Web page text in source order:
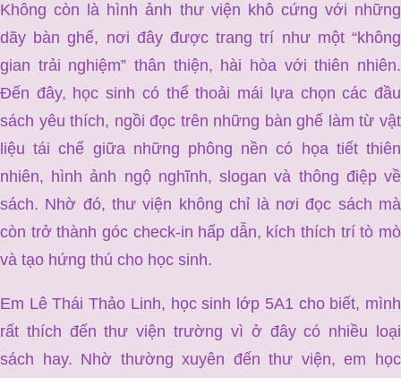
Không còn là hình ảnh thư viện khô cứng với những
dãy bàn ghế, nơi đây được trang trí như một “không
gian trải nghiệm” thân thiện, hài hòa với thiên nhiên.
Đến đây, học sinh có thể thoải mái lựa chọn các đầu
sách yêu thích, ngồi đọc trên những bàn ghế làm từ vật
liệu tái chế giữa những phông nền có họa tiết thiên
nhiên, hình ảnh ngộ nghĩnh, slogan và thông điệp về
sách. Nhờ đó, thư viện không chỉ là nơi đọc sách mà
còn trở thành góc check-in hấp dẫn, kích thích trí tò mò
và tạo hứng thú cho học sinh.
Em Lê Thái Thảo Linh, học sinh lớp 5A1 cho biết, mình
rất thích đến thư viện trường vì ở đây có nhiều loại
sách hay. Nhờ thường xuyên đến thư viện, em học